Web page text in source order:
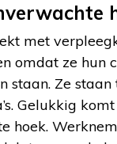
met
omdat ze hun
staan. Ze staan
Gelukkig
hoek.